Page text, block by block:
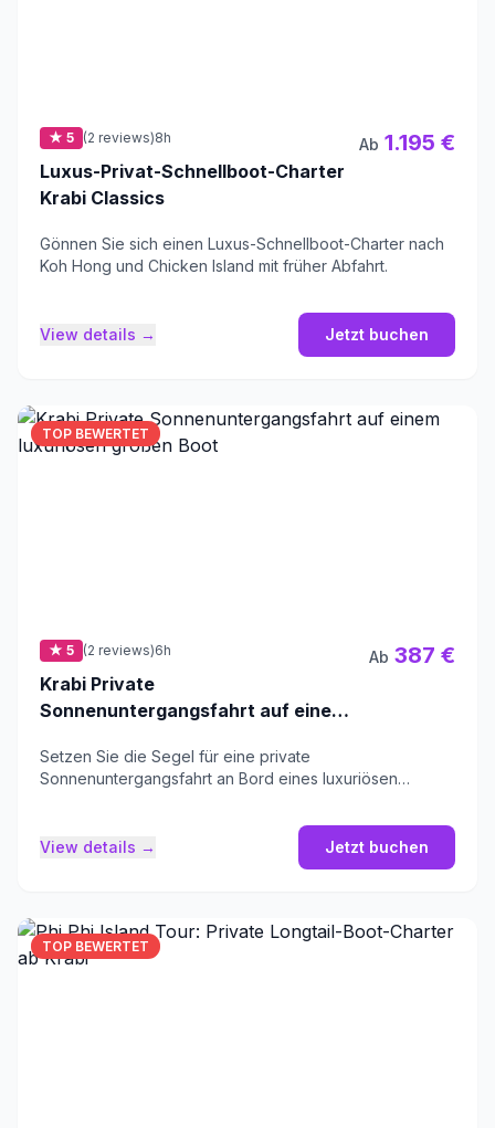
★ 5 (2 reviews)8h
Luxus-Privat-Schnellboot-Charter
Krabi Classics
Ab 1.195 €
Gönnen Sie sich einen Luxus-Schnellboot-Charter nach
Koh Hong und Chicken Island mit früher Abfahrt.
View details → Jetzt buchen
TOP BEWERTET
★ 5 (2 reviews)6h
Krabi Private
Sonnenuntergangsfahrt auf einem
Ab 387 €
Setzen Sie die Segel für eine private
Sonnenuntergangsfahrt an Bord eines luxuriösen
View details → Jetzt buchen
TOP BEWERTET